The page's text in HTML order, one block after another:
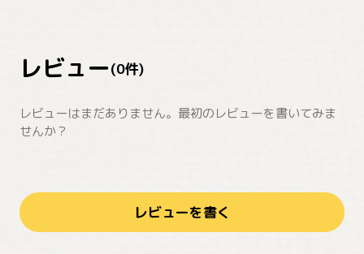
レビュー(0件)
レビューはまだありません。最初のレビューを書いてみま
せんか？
レビューを書く